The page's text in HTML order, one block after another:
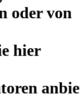
oder von
hier